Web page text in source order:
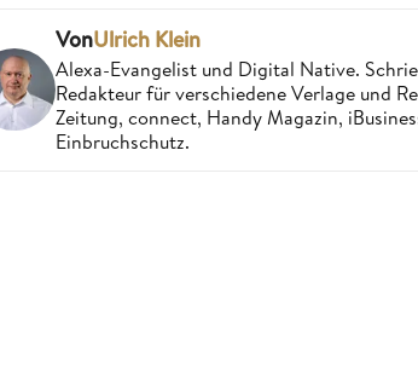
VonUlrich Klein
Alexa-Evangelist und Digital Native.
Redakteur für verschiedene Verlage und
Zeitung, connect, Handy Magazin,
Einbruchschutz.